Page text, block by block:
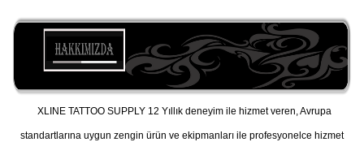
XLINE TATTOO SUPPLY 12 Yıllık deneyim ile hizmet veren, Avrupa
standartlarına uygun zengin ürün ve ekipmanları ile profesyonelce hizmet